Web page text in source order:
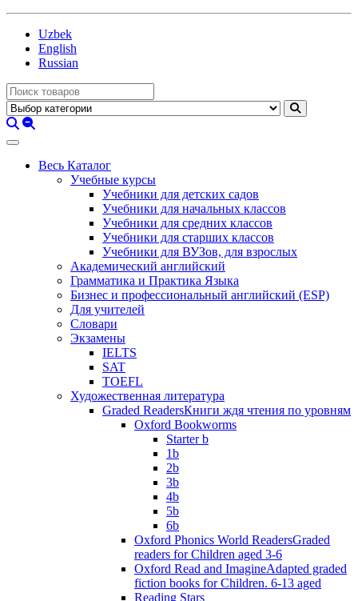
Uzbek
English
Russian
Весь Каталог
Учебные курсы
Учебники для детских садов
Учебники для начальных классов
Учебники для средних классов
Учебники для старших классов
Учебники для ВУЗов, для взрослых
Академический английский
Грамматика и Практика Языка
Бизнес и профессиональный английский (ESP)
Для учителей
Словари
Экзамены
IELTS
SAT
TOEFL
Художественная литература
Graded ReadersКниги ждя чтения по уровням
Oxford Bookworms
Starter b
1b
2b
3b
4b
5b
6b
Oxford Phonics World ReadersGraded
readers for Children aged 3-6
Oxford Read and ImagineAdapted graded
fiction books for Children. 6-13 aged
Reading Stars